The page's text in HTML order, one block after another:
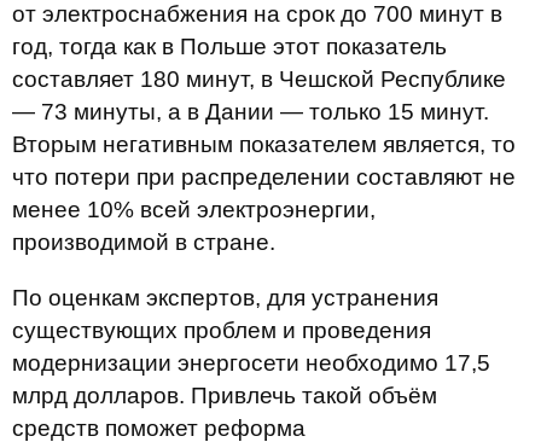
от электроснабжения на срок до 700 минут в
год, тогда как в Польше этот показатель
составляет 180 минут, в Чешской Республике
— 73 минуты, а в Дании — только 15 минут.
Вторым негативным показателем является, то
что потери при распределении составляют не
менее 10% всей электроэнергии,
производимой в стране.
По оценкам экспертов, для устранения
существующих проблем и проведения
модернизации энергосети необходимо 17,5
млрд долларов. Привлечь такой объём
средств поможет реформа